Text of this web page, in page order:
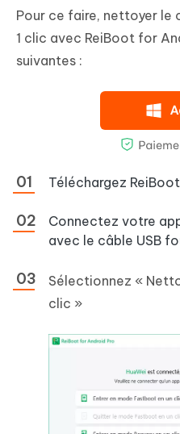
Pour ce faire, nettoyer le
1 clic avec ReiBoot for
suivantes :
Téléchargez
Connectez votre
avec le câble USB
Sélectionnez «
clic »